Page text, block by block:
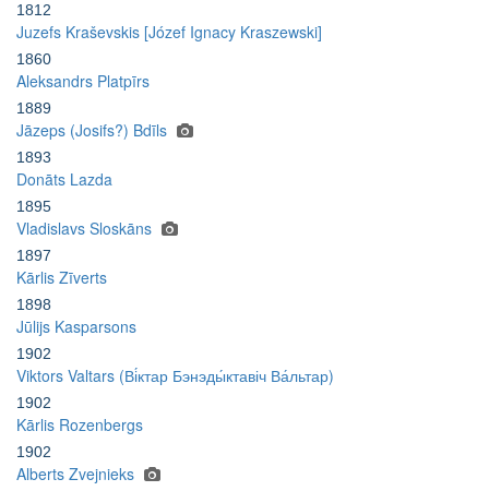
1812
Juzefs Kraševskis [Józef Ignacy Kraszewski]
1860
Aleksandrs Platpīrs
1889
Jāzeps (Josifs?) Bdīls
1893
Donāts Lazda
1895
Vladislavs Sloskāns
1897
Kārlis Zīverts
1898
Jūlijs Kasparsons
1902
Viktors Valtars (Ві́ктар Бэнэды́ктавіч Ва́льтар)
1902
Kārlis Rozenbergs
1902
Alberts Zvejnieks